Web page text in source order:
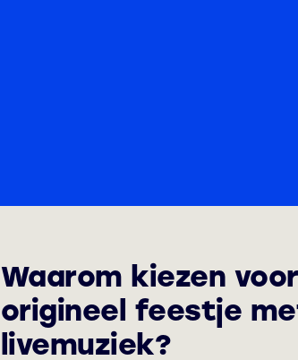
Waarom kiezen
origineel feestje
livemuziek?